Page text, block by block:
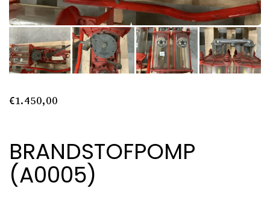
€1.450,00
BRANDSTOFPOMP
(A0005)